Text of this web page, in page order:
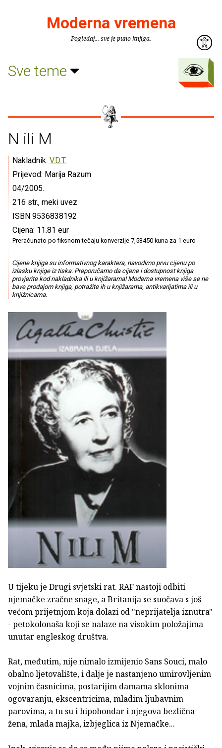
Moderna vremena
Pogledaj... sve je puno knjiga.
Sve teme
N ili M
Nakladnik: V.D.T.
Prijevod: Marija Razum
04/2005.
216 str., meki uvez
ISBN 9536838192
Cijena: 11.81 eur
Preračunato po fiksnom tečaju konverzije 7,53450 kuna za 1 euro
Cijene knjiga su informativnog karaktera, navodimo prvu cijenu po
izlasku knjige iz tiska. Preporučamo da cijene i dostupnost knjiga
provjerite kod nakladnika ili u knjižarama! Moderna vremena više se ne
bave prodajom knjiga, potražite ih u knjižarama, antikvarijatima ili u
knjižnicama.
U tijeku je Drugi svjetski rat. RAF nastoji odbiti
njemačke zračne snage, a Britanija se suočava s još
većom prijetnjom koja dolazi od "neprijatelja iznutra"
- petokolonaša koji se nalaze na visokim položajima
unutar engleskog društva.
Rat, međutim, nije nimalo izmijenio Sans Souci, malo
obalno ljetovalište, i dalje je nastanjeno umirovljenim
vojnim časnicima, postarijim damama sklonima
ogovaranju, ekscentricima, mladim ljubavnim
parovima, a tu su i hipohondar i njegova bezlična
žena, mlada majka, izbjeglica iz Njemačke...